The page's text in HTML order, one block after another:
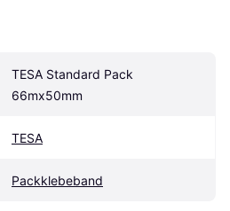
TESA Standard Pack
66mx50mm
TESA
Packklebeband